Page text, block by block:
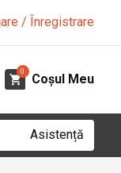
/ Înregistrare
0
Coșul Meu
Asistență